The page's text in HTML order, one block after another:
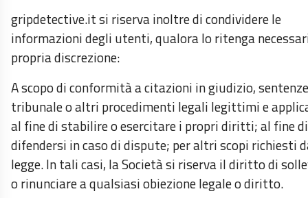
gripdetective.it si riserva inoltre di condividere le
informazioni degli utenti, qualora lo ritenga
propria discrezione:
A scopo di conformità a citazioni in giudizio,
tribunale o altri procedimenti legali legittimi e
al fine di stabilire o esercitare i propri diritti; al fine di
difendersi in caso di dispute; per altri scopi richiesti
legge. In tali casi, la Società si riserva il diritto di
o rinunciare a qualsiasi obiezione legale o diritto.